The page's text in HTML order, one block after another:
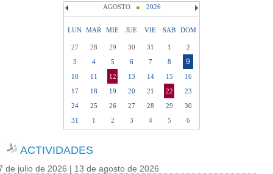
AGOSTO 2026
LUN MAR MIE JUE VIE SAB DOM
27 28 29 30 31 1
2
3
4 5 6 7 8 9
10 11 12 13 14 15
16
17
18 19 20 21 22
23
24
25 26 27 28 29
30
31
1 2 3 4 5 6
ACTIVIDADES
de julio de 2026 | 13 de agosto de 2026